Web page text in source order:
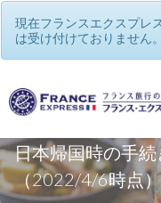
現在フランスエクスプレ
は受け付けておりません。
日本帰国時の手
（2022/4/6時点）